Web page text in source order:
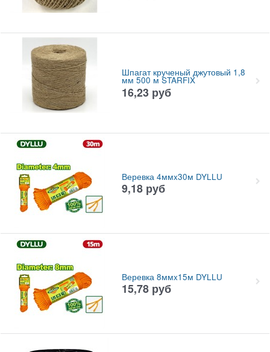
Шпагат крученый джутовый 1,8
мм 500 м STARFIX
16,23 руб
Веревка 4ммx30м DYLLU
9,18 руб
Веревка 8ммx15м DYLLU
15,78 руб